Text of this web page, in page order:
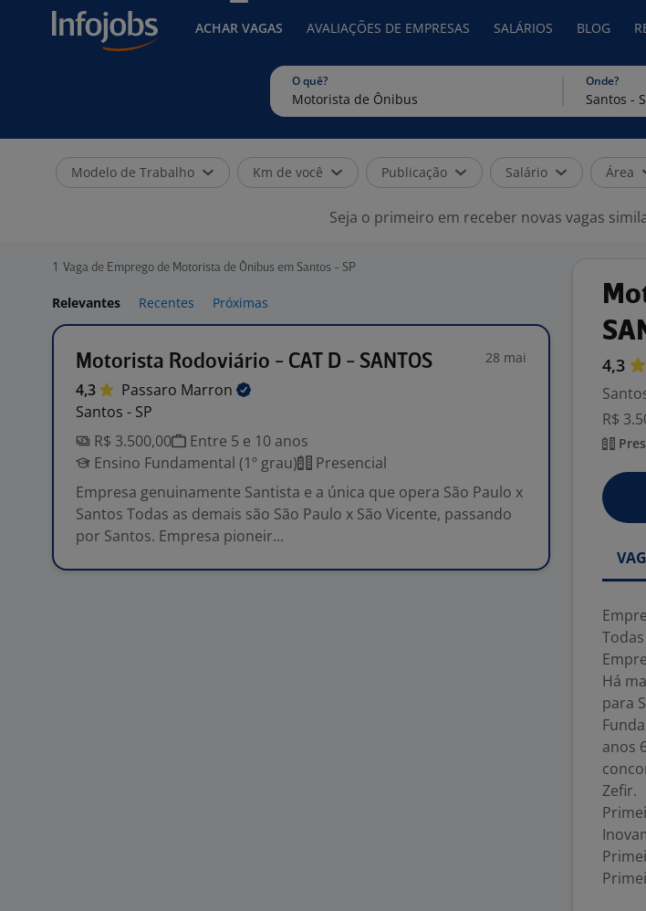
ACHAR VAGAS AVALIAÇÕES DE EMPRESAS SALÁRIOS BLOG
O quê? Onde?
Modelo de Trabalho Km de você Publicação Salário Área
Seja o primeiro em receber novas vagas
1 Vaga de Emprego de Motorista de Ônibus em Santos - SP
Relevantes Recentes Próximas
Motorista Rodoviário - CAT D - SANTOS 28 mai
4,3 Passaro Marron
Santos - SP
R$ 3.500,00
Entre 5 e 10 anos
Ensino Fundamental (1º grau)
Presencial
Empresa genuinamente Santista e a única que opera São Paulo x
Santos Todas as demais são São Paulo x São Vicente, passando
por Santos. Empresa pioneir...
4,3
R$
Há
para
anos
Zefir.